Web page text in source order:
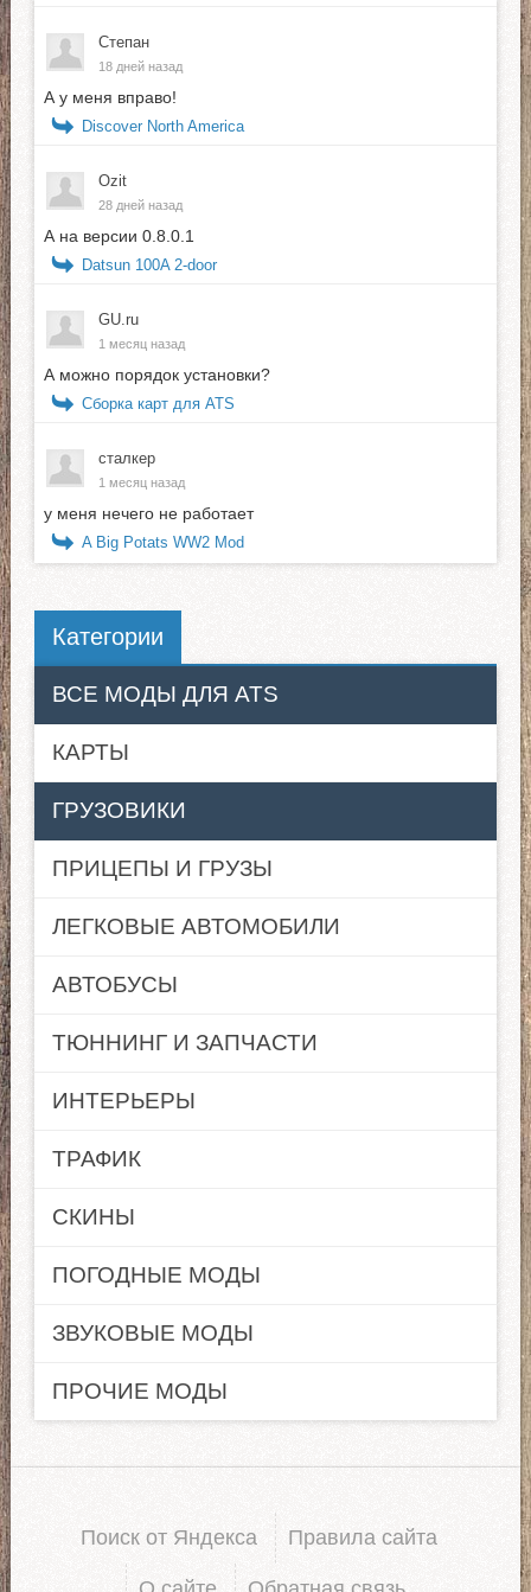
Степан
18 дней назад
А у меня вправо!
Discover North America
Ozit
28 дней назад
А на версии 0.8.0.1
Datsun 100A 2-door
GU.ru
1 месяц назад
А можно порядок установки?
Сборка карт для ATS
сталкер
1 месяц назад
у меня нечего не работает
A Big Potats WW2 Mod
Категории
ВСЕ МОДЫ ДЛЯ ATS
КАРТЫ
ГРУЗОВИКИ
ПРИЦЕПЫ И ГРУЗЫ
ЛЕГКОВЫЕ АВТОМОБИЛИ
АВТОБУСЫ
ТЮННИНГ И ЗАПЧАСТИ
ИНТЕРЬЕРЫ
ТРАФИК
СКИНЫ
ПОГОДНЫЕ МОДЫ
ЗВУКОВЫЕ МОДЫ
ПРОЧИЕ МОДЫ
Поиск от Яндекса Правила сайта